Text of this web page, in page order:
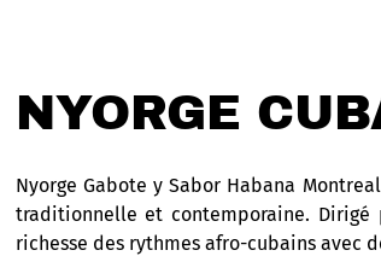
NYORGE
Nyorge Gabote y Sabor Habana
traditionnelle et contemporaine. Dirigé
richesse des rythmes afro-cubains avec